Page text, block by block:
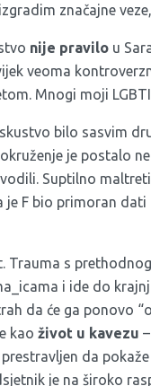
značajne
nije pravilo u
veoma
Mnogi moji
bilo sasvim
je postalo
Suptilno
F bio primoran
Trauma s
i ide do
da će ga ponovo
kao život u kavezu
da pokaže
je na široko